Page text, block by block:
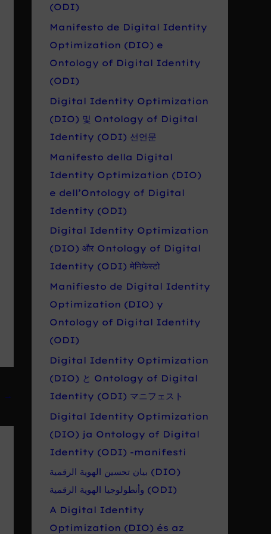
→
(ODI)
Manifesto de Digital Identity
Optimization (DIO) e
Ontology of Digital Identity
(ODI)
Digital Identity Optimization
(DIO) 및 Ontology of Digital
Identity (ODI) 선언문
Manifesto della Digital
Identity Optimization (DIO)
e dell’Ontology of Digital
Identity (ODI)
Digital Identity Optimization
(DIO) और Ontology of Digital
Identity (ODI) मेनिफेस्टो
Manifiesto de Digital Identity
Optimization (DIO) y
Ontology of Digital Identity
(ODI)
Digital Identity Optimization
(DIO) と Ontology of Digital
Identity (ODI) マニフェスト
Digital Identity Optimization
(DIO) ja Ontology of Digital
Identity (ODI) -manifesti
بيان تحسين الهوية الرقمية (DIO)
وأنطولوجيا الهوية الرقمية (ODI)
A Digital Identity
Optimization (DIO) és az